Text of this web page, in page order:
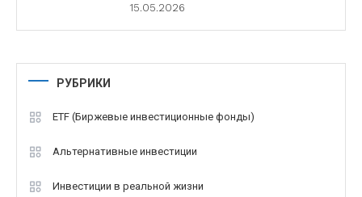
15.05.2026
РУБРИКИ
ETF (Биржевые инвестиционные фонды)
Альтернативные инвестиции
Инвестиции в реальной жизни